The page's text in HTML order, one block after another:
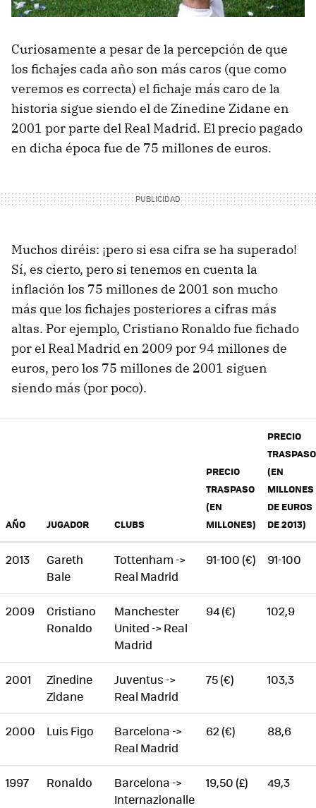
Curiosamente a pesar de la percepción de que
los fichajes cada año son más caros (que como
veremos es correcta) el fichaje más caro de la
historia sigue siendo el de Zinedine Zidane en
2001 por parte del Real Madrid. El precio pagado
en dicha época fue de 75 millones de euros.
Muchos diréis: ¡pero si esa cifra se ha superado!
Sí, es cierto, pero si tenemos en cuenta la
inflación los 75 millones de 2001 son mucho
más que los fichajes posteriores a cifras más
altas. Por ejemplo, Cristiano Ronaldo fue fichado
por el Real Madrid en 2009 por 94 millones de
euros, pero los 75 millones de 2001 siguen
siendo más (por poco).
AÑO JUGADOR CLUBS
PRECIO
TRASPASO
(EN
MILLONES)
PRECIO
TRASPASO
(EN
MILLONES
DE EUROS
DE 2013)
2013
Gareth
Bale
Tottenham ->
Real Madrid
91-100 (€) 91-100
2009
Cristiano
Ronaldo
Manchester
United -> Real
Madrid
94 (€) 102,9
2001
Zinedine
Zidane
Juventus ->
Real Madrid
75 (€) 103,3
2000 Luis Figo
Barcelona ->
Real Madrid
62 (€) 88,6
1997 Ronaldo
Barcelona ->
Internazionalle
19,50 (£) 49,3